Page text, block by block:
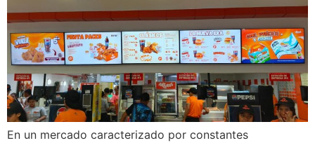
En un mercado caracterizado por constantes